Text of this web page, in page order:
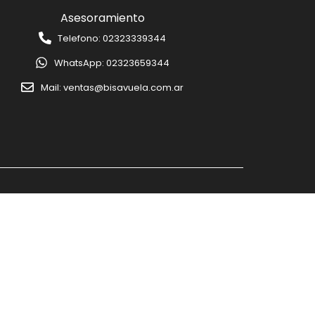
Asesoramiento
Telefono: 02323339344
WhatsApp: 02323659344
Mail: ventas@bisavuela.com.ar